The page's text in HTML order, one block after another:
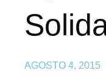
AGOSTO 4, 2015